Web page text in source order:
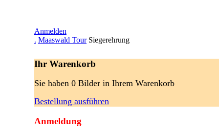
Anmelden
. Maaswald Tour Siegerehrung
Ihr Warenkorb
Sie haben 0 Bilder in Ihrem Warenkorb
Bestellung ausführen
Anmeldung